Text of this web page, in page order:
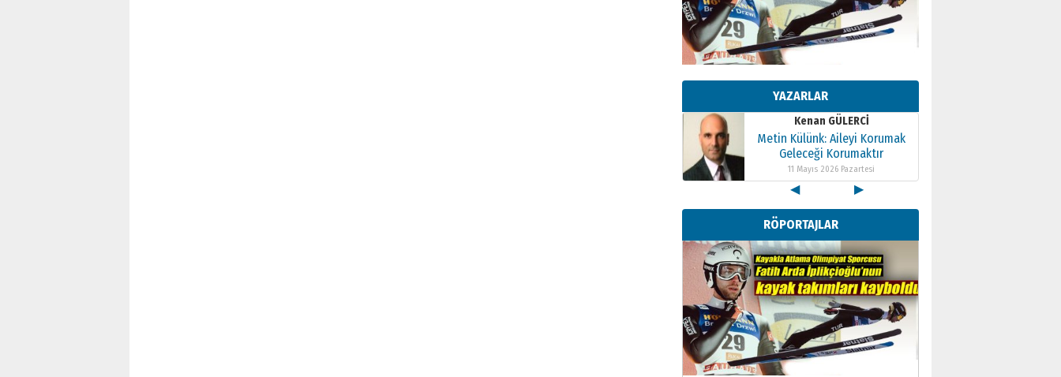
YAZARLAR
Kenan GÜLERCİ
Metin Külünk: Aileyi Korumak
Geleceği Korumaktır
11 Mayıs 2026 Pazartesi
Kenan GÜLERCİ
Metin Külünk: Aileyi Korumak
Geleceği Korumaktır
11 Mayıs 2026 Pazartesi
Kenan GÜLERCİ
Metin Külünk: Aileyi Korumak
Geleceği Korumaktır
11 Mayıs 2026 Pazartesi
◀ ▶
RÖPORTAJLAR